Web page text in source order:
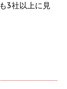
3社以上に見